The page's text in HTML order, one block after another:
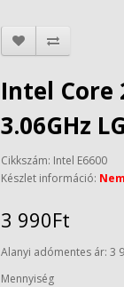
Intel Core
3.06GHz
Cikkszám: Intel E6600
Készlet információ:
3 990Ft
Alanyi adómentes ár: 3
Mennyiség